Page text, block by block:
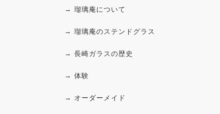
→ 瑠璃庵について
→ 瑠璃庵のステンドグラス
→ 長崎ガラスの歴史
→ 体験
→ オーダーメイド